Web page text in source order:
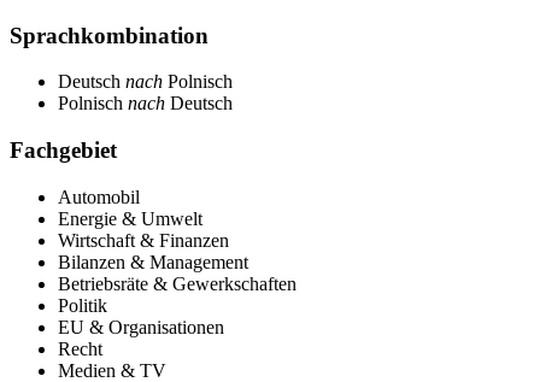
Sprach­kombination
Deutsch nach Polnisch
Polnisch nach Deutsch
Fachgebiet
Automobil
Energie & Umwelt
Wirtschaft & Finanzen
Bilanzen & Management
Betriebsräte & Gewerkschaften
Politik
EU & Organisationen
Recht
Medien & TV